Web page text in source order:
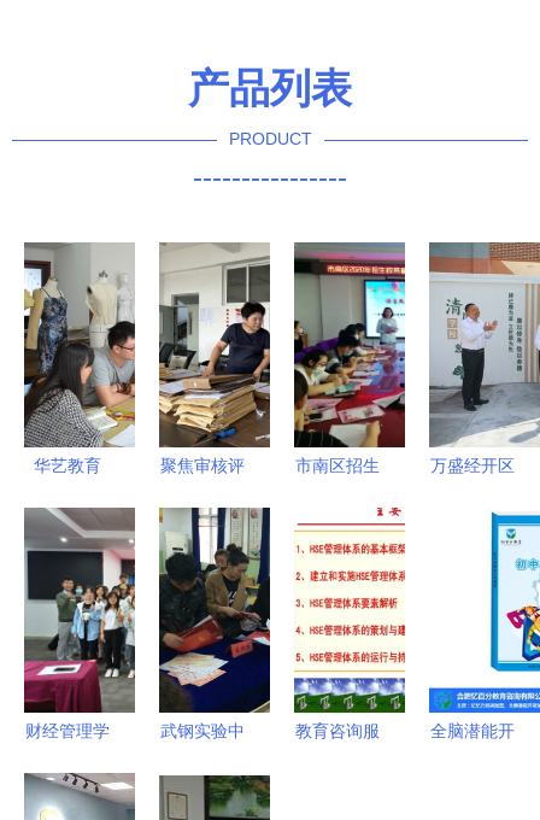
产品列表
PRODUCT
----------------
华艺教育
础打板制版
集训，助力
服装设计梦
想起航
聚焦审核评
键期 暑期
不停歇——
辽宁科技学
院扎实推进
本科教育教
学审核评估
市南区招生
育服务走进
街道社区，
教育咨询服
家门口
万盛经开区
质教育体系
走实城乡一
体发展之路
财经管理学
蝶基地第10
武钢实验中
启动教育咨
教育咨询服
全脑潜能开